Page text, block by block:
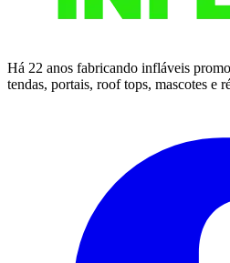
Há 22 anos fabricando infláveis
tendas, portais, roof tops, mascotes e